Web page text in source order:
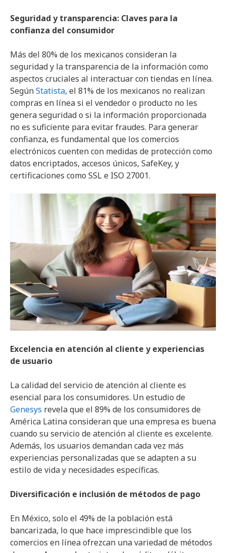
Seguridad y transparencia: Claves para la
confianza del consumidor
Más del 80% de los mexicanos consideran la
seguridad y la transparencia de la información como
aspectos cruciales al interactuar con tiendas en línea.
SegúnStatista, el 81% de los mexicanos no realizan
compras en línea si el vendedor o producto no les
genera seguridad o si la información proporcionada
no es suficiente para evitar fraudes. Para generar
confianza, es fundamental que los comercios
electrónicos cuenten con medidas de protección como
datos encriptados, accesos únicos, SafeKey, y
certificaciones como SSL e ISO 27001.
Excelencia en atención al cliente y experiencias
de usuario
La calidad del servicio de atención al cliente es
esencial para los consumidores. Un estudio de
Genesys revela que el 89% de los consumidores de
América Latina consideran que una empresa es buena
cuando su servicio de atención al cliente es excelente.
Además, los usuarios demandan cada vez más
experiencias personalizadas que se adapten a su
estilo de vida y necesidades específicas.
Diversificación e inclusión de métodos de pago
En México, solo el 49% de la población está
bancarizada, lo que hace imprescindible que los
comercios en línea ofrezcan una variedad de métodos